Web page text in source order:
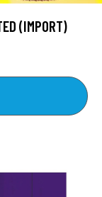
(IMPORT)